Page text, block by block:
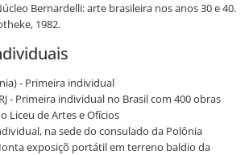
Bernardelli: arte brasileira nos anos 30 e 40.
1982.
- Primeira individual
- Primeira individual no Brasil com 400 obras
Liceu de Artes e Ofícios
na sede do consulado da Polônia
exposiçõ portátil em terreno baldio da